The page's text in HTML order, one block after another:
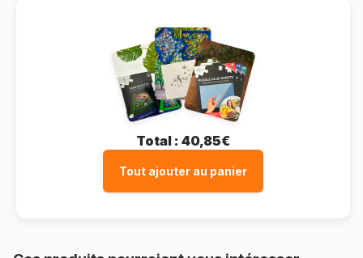
Total : 40,85€
Tout ajouter au panier